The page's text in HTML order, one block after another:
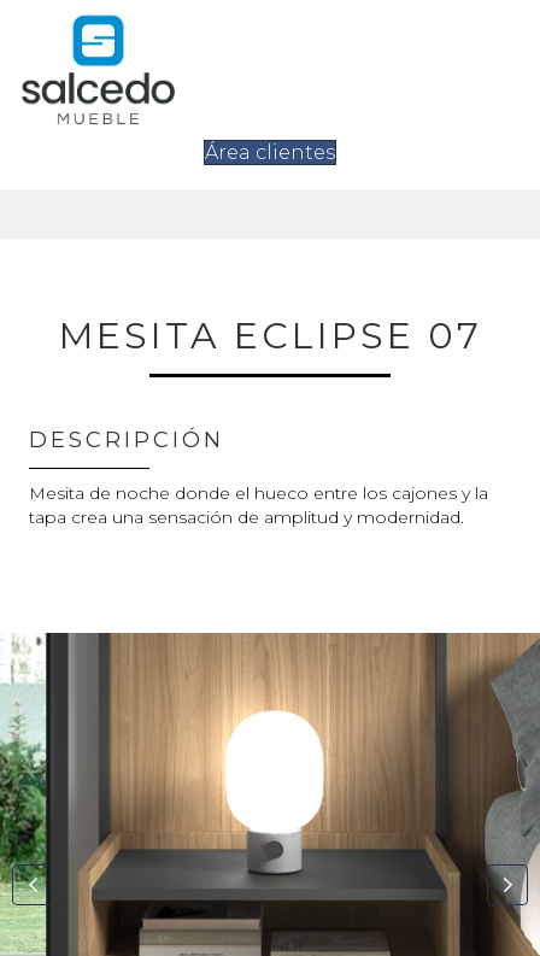
Área clientes
MESITA ECLIPSE 07
DESCRIPCIÓN
Mesita de noche donde el hueco entre los cajones y la
tapa crea una sensación de amplitud y modernidad.